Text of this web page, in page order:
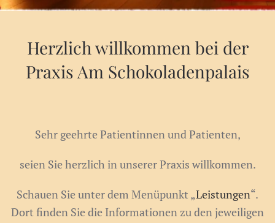
Herzlich willkommen bei der
Praxis Am Schokoladenpalais
Sehr geehrte Patientinnen und Patienten,
seien Sie herzlich in unserer Praxis willkommen.
Schauen Sie unter dem Menüpunkt „Leistungen“.
Dort finden Sie die Informationen zu den jeweiligen